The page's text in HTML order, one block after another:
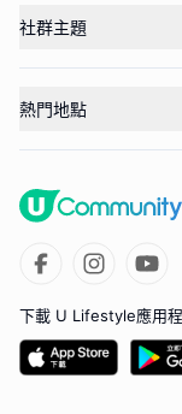
社群主題
熱門地點
下載 U Lifestyle應用